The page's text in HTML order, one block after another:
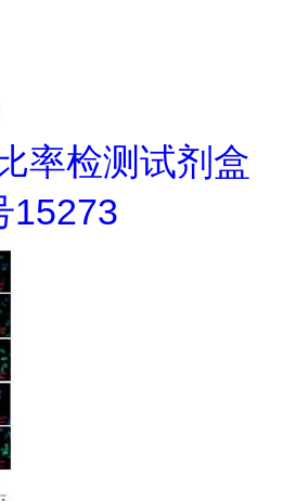
率检测试剂盒
15273